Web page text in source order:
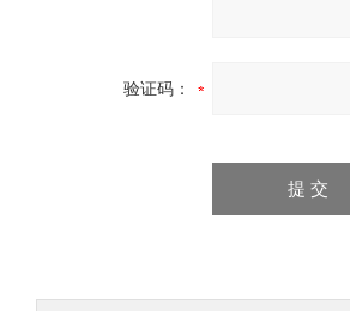
验证码：